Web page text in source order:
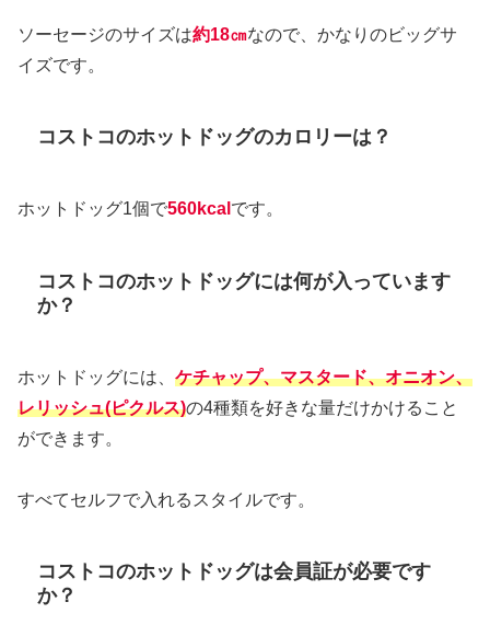
ソーセージのサイズは約18㎝なので、かなりのビッグサ
イズです。
コストコのホットドッグのカロリーは？
ホットドッグ1個で560kcal です。
コストコのホットドッグには何が入っています
か？
ホットドッグには、 ケチャップ、マスタード、オニオン、
レリッシュ(ピクルス)の4種類を好きな量だけかけること
ができます。
すべてセルフで入れるスタイルです。
コストコのホットドッグは会員証が必要です
か？